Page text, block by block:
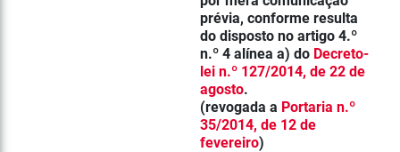
prévia, conforme resulta
do disposto no artigo 4.º
n.º 4 alínea a) do Decreto-
lei n.º 127/2014, de 22 de
agosto.
(revogada a Portaria n.º
35/2014, de 12 de
fevereiro)